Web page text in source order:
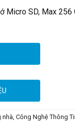
Micro SD, Max 256
nhà, Công Nghệ Thông